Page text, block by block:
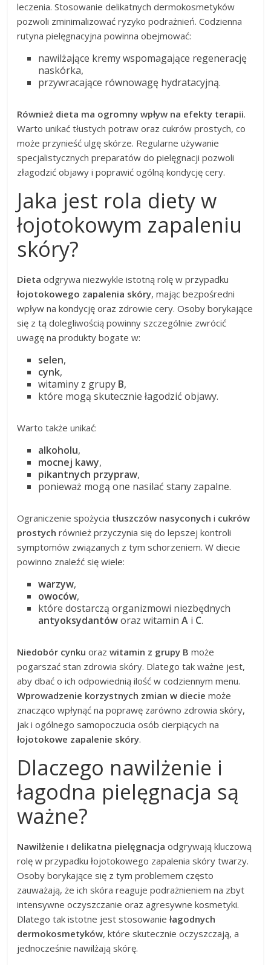
leczenia. Stosowanie delikatnych dermokosmetyków
pozwoli zminimalizować ryzyko podrażnień. Codzienna
rutyna pielęgnacyjna powinna obejmować:
nawilżające kremy wspomagające regenerację
naskórka,
przywracające równowagę hydratacyjną.
Również dieta ma ogromny wpływ na efekty terapii.
Warto unikać tłustych potraw oraz cukrów prostych, co
może przynieść ulgę skórze. Regularne używanie
specjalistycznych preparatów do pielęgnacji pozwoli
złagodzić objawy i poprawić ogólną kondycję cery.
Jaka jest rola diety w
łojotokowym zapaleniu
skóry?
Dieta odgrywa niezwykle istotną rolę w przypadku
łojotokowego zapalenia skóry, mając bezpośredni
wpływ na kondycję oraz zdrowie cery. Osoby borykające
się z tą dolegliwością powinny szczególnie zwrócić
uwagę na produkty bogate w:
selen,
cynk,
witaminy z grupy B,
które mogą skutecznie łagodzić objawy.
Warto także unikać:
alkoholu,
mocnej kawy,
pikantnych przypraw,
ponieważ mogą one nasilać stany zapalne.
Ograniczenie spożycia tłuszczów nasyconych i cukrów
prostych również przyczynia się do lepszej kontroli
symptomów związanych z tym schorzeniem. W diecie
powinno znaleźć się wiele:
warzyw,
owoców,
które dostarczą organizmowi niezbędnych
antyoksydantóworaz witaminA i C.
Niedobór cynku orazwitamin z grupy B może
pogarszać stan zdrowia skóry. Dlatego tak ważne jest,
aby dbać o ich odpowiednią ilość w codziennym menu.
Wprowadzenie korzystnych zmian w diecie może
znacząco wpłynąć na poprawę zarówno zdrowia skóry,
jak i ogólnego samopoczucia osób cierpiących na
łojotokowe zapalenie skóry.
Dlaczego nawilżenie i
łagodna pielęgnacja są
ważne?
Nawilżenie i delikatna pielęgnacja odgrywają kluczową
rolę w przypadku łojotokowego zapalenia skóry twarzy.
Osoby borykające się z tym problemem często
zauważają, że ich skóra reaguje podrażnieniem na zbyt
intensywne oczyszczanie oraz agresywne kosmetyki.
Dlatego tak istotne jest stosowaniełagodnych
dermokosmetyków, które skutecznie oczyszczają, a
jednocześnie nawilżają skórę.